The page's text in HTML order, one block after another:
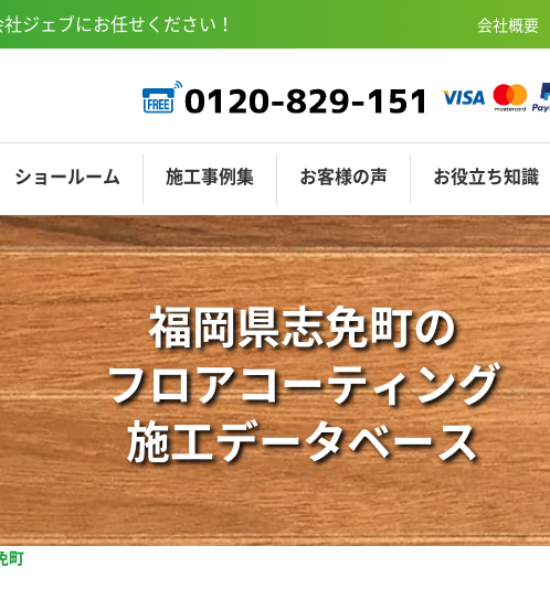
ジェブにお任せください！ 会社概要
EPCOAT-M サンディングコート オプションコ
ショールーム
ミニSR東京渋谷 ショールーム埼玉 ショールーム名
施工事例集 お客様の声 お役立ち知識
福岡県志免町の
フロアコーティング
施工データベース
町